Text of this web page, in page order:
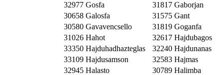
32977 Gosfa
31817 Gaborjan
30658 Galosfa
31575 Gant
30580 Gavavencsello
31819 Goganfa
31026 Hahot
32617 Hajdubagos
33350 Hajduhadhazteglas
32240 Hajdunanas
33109 Hajdusamson
32583 Hajmas
32945 Halasto
30789 Halimba